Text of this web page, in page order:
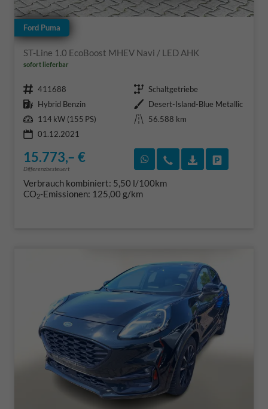
Ford Puma
ST-Line 1.0 EcoBoost MHEV Navi / LED AHK
sofort lieferbar
Fahrzeugnr. 411688 Getriebe Schaltgetriebe
Kraftstoff Hybrid Benzin Außenfarbe Desert-Island-Blue Metallic
Leistung 114 kW (155 PS) Kilometerstand
56.588 km
01.12.2021
15.773,– €
Differenzbesteuert
Rückruf vereinbaren
Wir rufen Sie an
Verbrauch kombiniert: 5,50 l/100km
CO2-Emissionen: 125,00 g/km